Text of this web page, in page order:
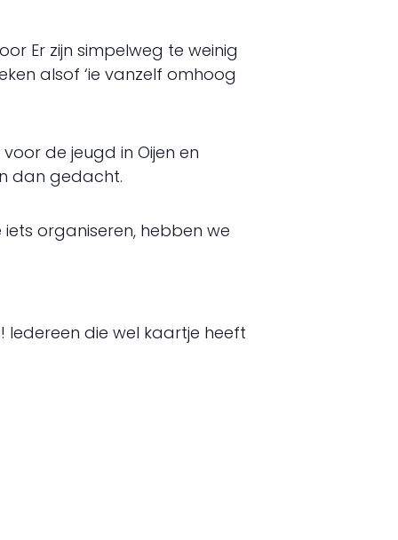
Er zijn simpelweg te weinig
alsof ‘ie vanzelf omhoog
de jeugd in Oijen en
dan gedacht.
iets organiseren, hebben we
Iedereen die wel kaartje heeft